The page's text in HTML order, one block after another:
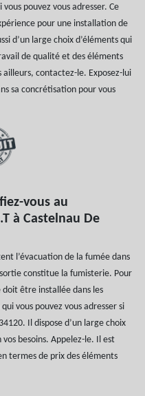
pouvez vous adresser. Ce
pour une installation de
d’un large choix d’éléments qui
de qualité et des éléments
contactez-le. Exposez-lui
sa concrétisation pour vous
vous au
à Castelnau De
l’évacuation de la fumée dans
constitue la fumisterie. Pour
être installée dans les
vous pouvez vous adresser si
Il dispose d’un large choix
besoins. Appelez-le. Il est
termes de prix des éléments